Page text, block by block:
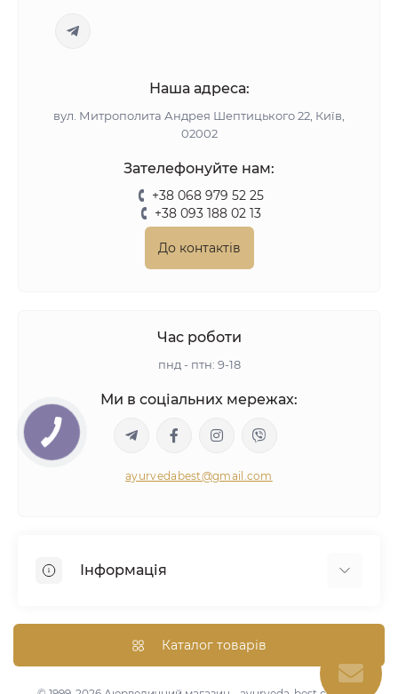
Наша адреса:
вул. Митрополита Андрея Шептицького 22, Київ,
02002
Зателефонуйте нам:
+38 068 979 52 25
+38 093 188 02 13
До контактів
Час роботи
пнд - птн: 9-18
Ми в соціальних мережах:
ayurvedabest@gmail.com
Інформація
Аюрведична консультація
Оптом/Знижки
Каталог товарів